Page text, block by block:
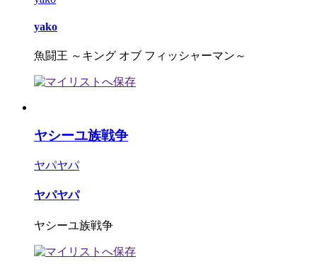
yako
魚闘王 ～キング オブ フィッシャーマン～
ヤシーユ族戦争
ヤパヤパ
ヤパヤパ
ヤシーユ族戦争